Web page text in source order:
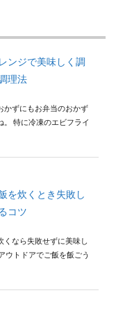
ンジで美味しく調
理法
かずにもお弁当のおかず
。 特に冷凍のエビフライ
を炊くとき失敗し
コツ
くなら失敗せずに美味し
ウトドアでご飯を飯ごう